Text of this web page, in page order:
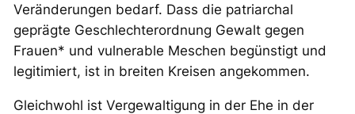
Veränderungen bedarf. Dass die patriarchal
geprägte Geschlechterordnung Gewalt gegen
Frauen* und vulnerable Meschen begünstigt und
legitimiert, ist in breiten Kreisen angekommen.
Gleichwohl ist Vergewaltigung in der Ehe in der